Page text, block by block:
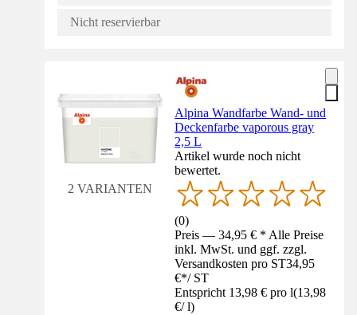
Nicht reservierbar
2 VARIANTEN
Alpina Wandfarbe Wand- und
Deckenfarbe vaporous gray
2,5 L
Artikel wurde noch nicht
bewertet.
(0)
Preis — 34,95 € * Alle Preise
inkl. MwSt. und ggf. zzgl.
Versandkosten pro ST34,95
€*/ ST
Entspricht 13,98 € pro l(13,98
€/ l)